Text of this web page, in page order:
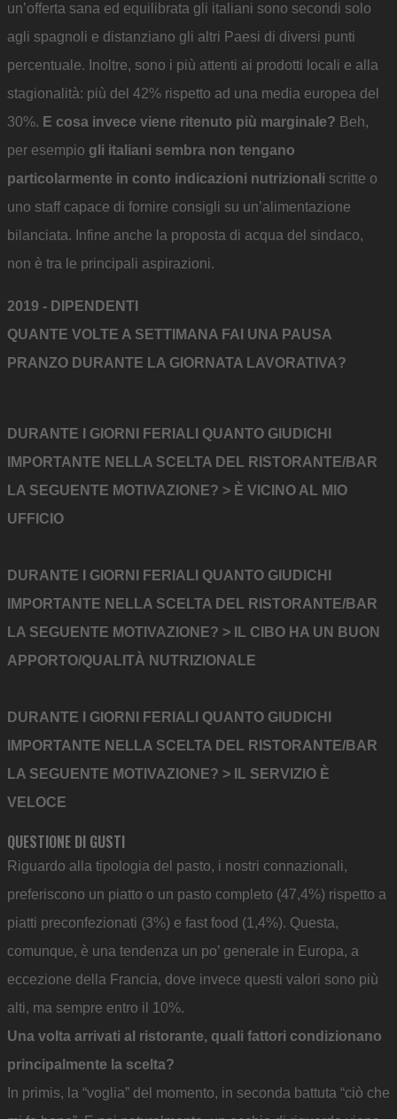
un’offerta sana ed equilibrata gli italiani sono secondi solo
agli spagnoli e distanziano gli altri Paesi di diversi punti
percentuale. Inoltre, sono i più attenti ai prodotti locali e alla
stagionalità: più del 42% rispetto ad una media europea del
30%. E cosa invece viene ritenuto più marginale? Beh,
per esempio gli italiani sembra non tengano
particolarmente in conto indicazioni nutrizionali scritte o
uno staff capace di fornire consigli su un’alimentazione
bilanciata. Infine anche la proposta di acqua del sindaco,
non è tra le principali aspirazioni.
2019 - DIPENDENTI
QUANTE VOLTE A SETTIMANA FAI UNA PAUSA
PRANZO DURANTE LA GIORNATA LAVORATIVA?
DURANTE I GIORNI FERIALI QUANTO GIUDICHI
IMPORTANTE NELLA SCELTA DEL RISTORANTE/BAR
LA SEGUENTE MOTIVAZIONE? > È VICINO AL MIO
UFFICIO
DURANTE I GIORNI FERIALI QUANTO GIUDICHI
IMPORTANTE NELLA SCELTA DEL RISTORANTE/BAR
LA SEGUENTE MOTIVAZIONE? > IL CIBO HA UN BUON
APPORTO/QUALITÀ NUTRIZIONALE
DURANTE I GIORNI FERIALI QUANTO GIUDICHI
IMPORTANTE NELLA SCELTA DEL RISTORANTE/BAR
LA SEGUENTE MOTIVAZIONE? > IL SERVIZIO È
VELOCE
QUESTIONE DI GUSTI
Riguardo alla tipologia del pasto, i nostri connazionali,
preferiscono un piatto o un pasto completo (47,4%) rispetto a
piatti preconfezionati (3%) e fast food (1,4%). Questa,
comunque, è una tendenza un po’ generale in Europa, a
eccezione della Francia, dove invece questi valori sono più
alti, ma sempre entro il 10%.
Una volta arrivati al ristorante, quali fattori condizionano
principalmente la scelta?
In primis, la “voglia” del momento, in seconda battuta “ciò che